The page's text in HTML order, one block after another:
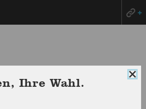
und Social Impact
Ihre Wahl.